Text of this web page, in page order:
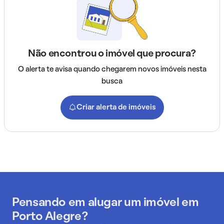
Não encontrou o imóvel que procura?
O alerta te avisa quando chegarem novos imóveis nesta
busca
Criar alerta de imóveis
Pensando em alugar um imóvel em
Porto Alegre?